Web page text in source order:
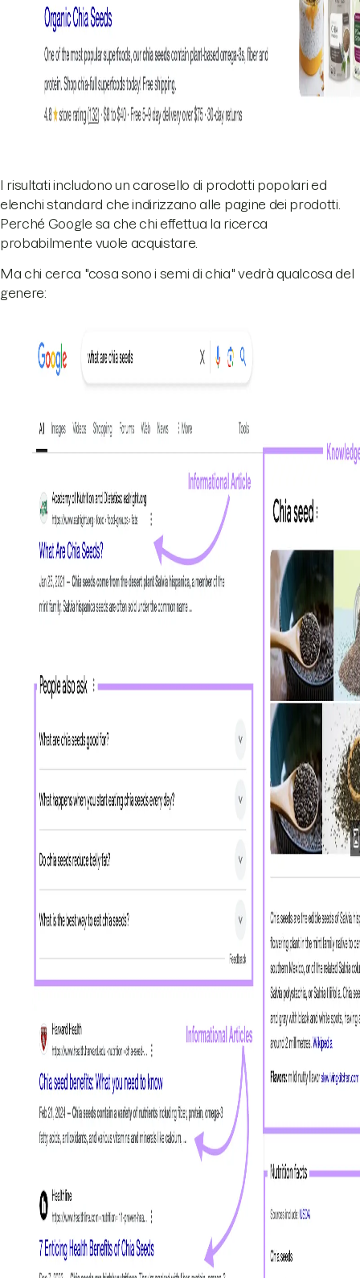
I risultati includono un carosello di prodotti popolari ed
elenchi standard che indirizzano alle pagine dei prodotti.
Perché Google sa che chi effettua la ricerca
probabilmente vuole acquistare.
Ma chi cerca "cosa sono i semi di chia" vedrà qualcosa del
genere: